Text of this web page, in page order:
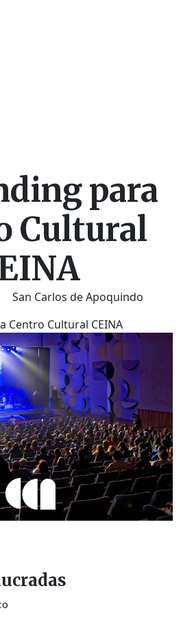
para
Cultural
San Carlos de Apoquindo
Centro Cultural CEINA